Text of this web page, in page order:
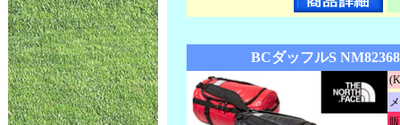
BCダッフルS